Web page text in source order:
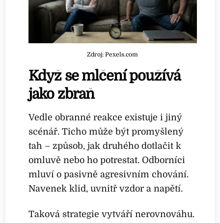
Zdroj: Pexels.com
Když se mlčení používá
jako zbraň
Vedle obranné reakce existuje i jiný
scénář. Ticho může být promyšlený
tah – způsob, jak druhého dotlačit k
omluvě nebo ho potrestat. Odborníci
mluví o pasivně agresivním chování.
Navenek klid, uvnitř vzdor a napětí.
Taková strategie vytváří nerovnováhu.